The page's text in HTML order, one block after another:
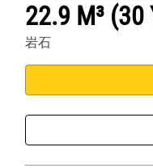
22.9 M³ (30
岩石